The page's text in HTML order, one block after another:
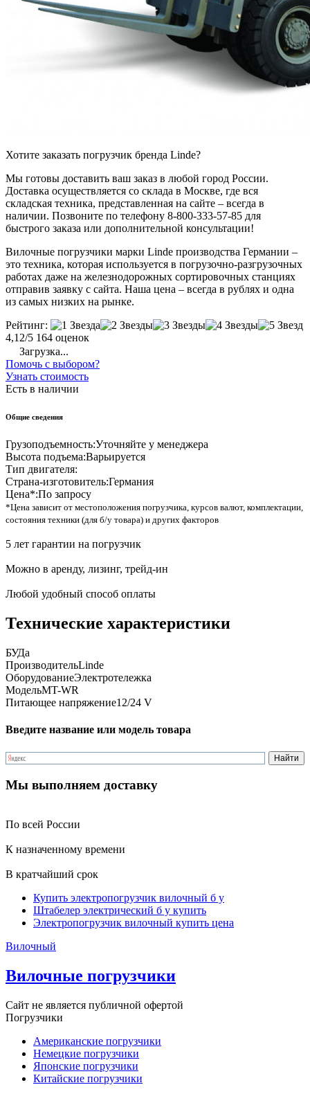
Хотите заказать погрузчик бренда Linde?
Мы готовы доставить ваш заказ в любой город России.
Доставка осуществляется со склада в Москве, где вся
складская техника, представленная на сайте – всегда в
наличии. Позвоните по телефону 8-800-333-57-85 для
быстрого заказа или дополнительной консультации!
Вилочные погрузчики марки Linde производства Германии –
это техника, которая используется в погрузочно-разгрузочных
работах даже на железнодорожных сортировочных станциях
отправив заявку с сайта. Наша цена – всегда в рублях и одна
из самых низких на рынке.
Рейтинг:
4,12/5 164 оценок
Загрузка...
Помочь с выбором?
Узнать стоимость
Есть в наличии
Общие сведения
Грузоподъемность:Уточняйте у менеджера
Высота подъема:Варьируется
Тип двигателя:
Страна-изготовитель:Германия
Цена*:По запросу
*Цена зависит от местоположения погрузчика, курсов валют, комплектации,
состояния техники (для б/у товара) и других факторов
5 лет гарантии на погрузчик
Можно в аренду, лизинг, трейд-ин
Любой удобный способ оплаты
Технические характеристики
БУДа
ПроизводительLinde
ОборудованиеЭлектротележка
МодельMT-WR
Питающее напряжение12/24 V
Введите название или модель товара
Мы выполняем доставку
По всей России
К назначенному времени
В кратчайший срок
Купить электропогрузчик вилочный б у
Штабелер электрический б у купить
Электропогрузчик вилочный купить цена
Вилочный
Вилочные погрузчики
Сайт не является публичной офертой
Погрузчики
Американские погрузчики
Немецкие погрузчики
Японские погрузчики
Китайские погрузчики